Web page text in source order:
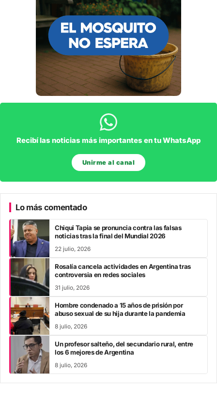
Recibí las noticias más importantes en tu WhatsApp
Unirme al canal
Lo más comentado
Chiqui Tapia se pronuncia contra las falsas
noticias tras la final del Mundial 2026
22 julio, 2026
Rosalía cancela actividades en Argentina tras
controversia en redes sociales
31 julio, 2026
Hombre condenado a 15 años de prisión por
abuso sexual de su hija durante la pandemia
8 julio, 2026
Un profesor salteño, del secundario rural, entre
los 6 mejores de Argentina
8 julio, 2026